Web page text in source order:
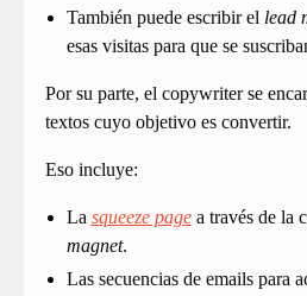
También puede escribir el lead
esas visitas para que se
Por su parte, el copywriter se
textos cuyo objetivo es convertir.
Eso incluye:
La squeeze pagea través de la
magnet.
Las secuencias de emails para